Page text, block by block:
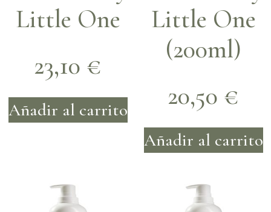
Little One
23,10 €
Añadir al carrito
Little One
(200ml)
20,50 €
Añadir al carrito